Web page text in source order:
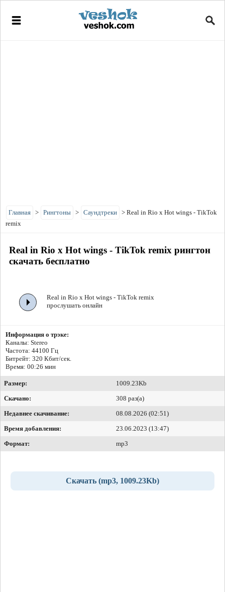
Главная > Рингтоны > Саундтреки > Real in Rio x Hot wings - TikTok
remix
Real in Rio x Hot wings - TikTok remix рингтон
скачать бесплатно
Real in Rio x Hot wings - TikTok remix
прослушать онлайн
Информация о трэке:
Каналы: Stereo
Частота: 44100 Гц
Битрейт: 320 Кбит/сек.
Время: 00:26 мин
Размер:
1009.23Kb
Скачано:
308 раз(а)
Недавнее скачивание:
08.08.2026 (02:51)
Время добавления:
23.06.2023 (13:47)
Формат:
mp3
Скачать (mp3, 1009.23Kb)